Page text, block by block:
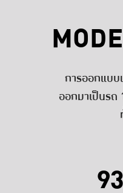
การออกแบ
ออกมาเป็นร